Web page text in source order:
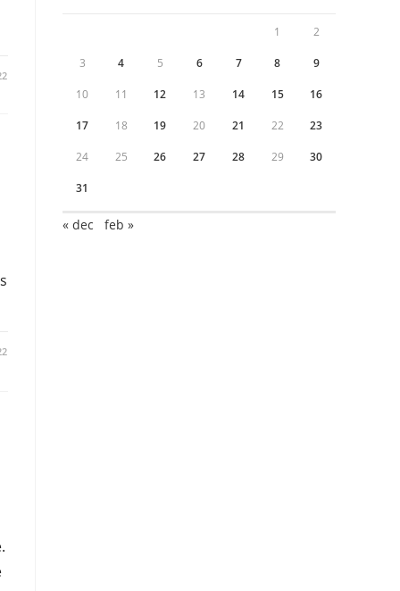
1 2
3 4 5 6 7 8 9
10 11 12 13 14 15 16
17 18 19 20 21 22 23
24 25 26 27 28 29 30
31
« dec feb »